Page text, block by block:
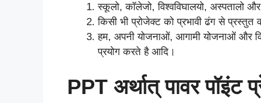
स्कूलो, कॉलेजो, विश्वविघालयो, अस्पतालो
किसी भी प्रोजेक्ट को प्रभावी ढंग से
हम, अपनी योजनाओं, आगामी योजनाओं और
प्रयोग करते है आदि।
PPT अर्थात् पावर पॉइंट